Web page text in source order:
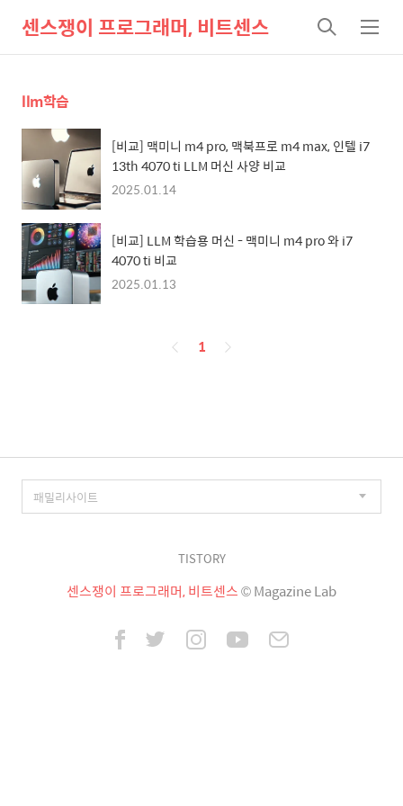
센스쟁이 프로그래머, 비트센스
검
색
메
뉴
llm학습
[비교] 맥미니 m4 pro, 맥북프로 m4 max, 인텔 i7
13th 4070 ti LLM 머신 사양 비교
2025.01.14
[비교] LLM 학습용 머신 - 맥미니 m4 pro 와 i7
4070 ti 비교
2025.01.13
페
1
TISTORY
센스쟁이 프로그래머, 비트센스© Magazine Lab